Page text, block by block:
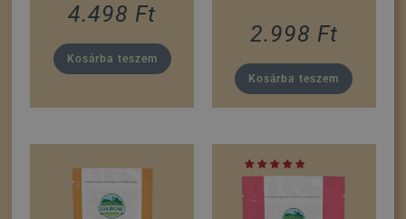
4.498 Ft
Kosárba teszem
2.998 Ft
Kosárba teszem